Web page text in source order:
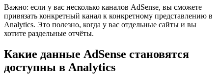
Важно: если у вас несколько каналов AdSense, вы сможете
привязать конкретный канал к конкретному представлению в
Analytics. Это полезно, когда у вас отдельные сайты и вы
хотите раздельные отчёты.
Какие данные AdSense становятся
доступны в Analytics